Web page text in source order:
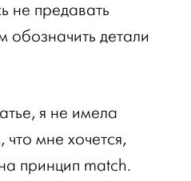
не предавать
обозначить детали
я не имела
что мне хочется,
принцип match.